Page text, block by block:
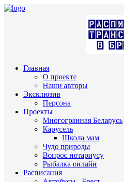
Главная
О проекте
Наши авторы
Эксклюзив
Персона
Проекты
Многогранная Беларусь
Карусель
Школа мам
Чудо природы
Вопрос нотариусу
Рыбалка онлайн
Расписания